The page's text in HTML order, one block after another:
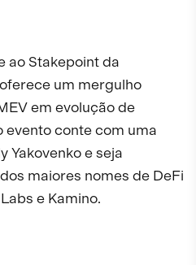
ao Stakepoint da
oferece um mergulho
em evolução de
evento conte com uma
Yakovenko e seja
maiores nomes de DeFi
e Kamino.